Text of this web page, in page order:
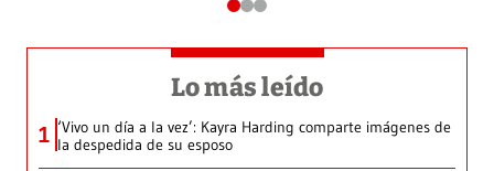
Lo más leído
1 ‘Vivo un día a la vez’: Kayra Harding comparte imágenes de
la despedida de su esposo